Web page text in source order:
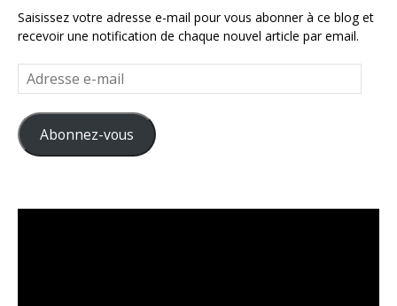
Saisissez votre adresse e-mail pour vous abonner à ce blog et
recevoir une notification de chaque nouvel article par email.
Adresse
e-
mail
Abonnez-vous